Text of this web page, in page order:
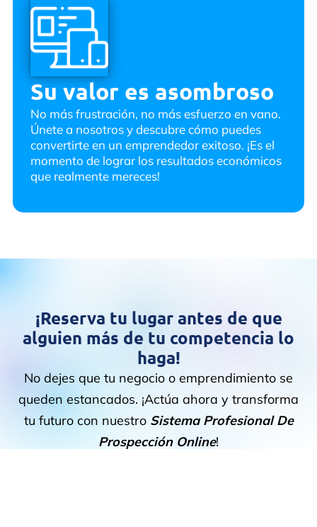
Su valor es asombroso
No más frustración, no más esfuerzo en vano.
Únete a nosotros y descubre cómo puedes
convertirte en un emprendedor exitoso. ¡Es el
momento de lograr los resultados económicos
que realmente mereces!
¡Reserva tu lugar antes de que
alguien más de tu competencia lo
haga!
No dejes que tu negocio o emprendimiento se
queden estancados. ¡Actúa ahora y transforma
tu futuro con nuestro Sistema Profesional De
Prospección Online!